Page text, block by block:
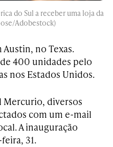
do Sul a receber uma loja da
Adobestock)
no Texas.
400 unidades pelo
nos Estados Unidos.
Mercurio, diversos
com um e-mail
A inauguração
31.